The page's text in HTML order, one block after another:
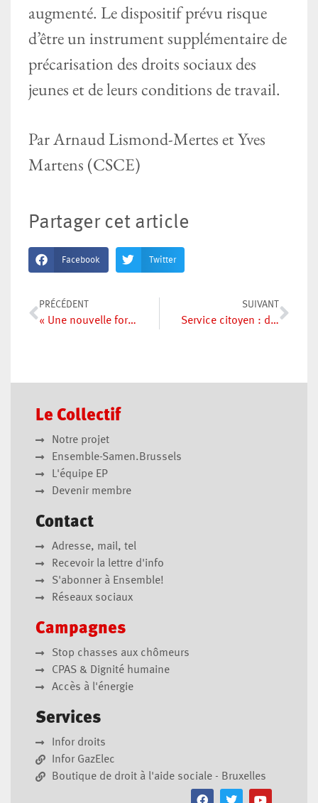
augmenté. Le dispositif prévu risque
d’être un instrument supplémentaire de
précarisation des droits sociaux des
jeunes et de leurs conditions de travail.
Par Arnaud Lismond-Mertes et Yves
Martens (CSCE)
Partager cet article
Facebook Twitter
PRÉCÉDENT
« Une nouvelle forme de travail gratuit des jeunes »
SUIVANT
Service citoyen : des expériences contrastées
Le Collectif
Notre projet
Ensemble-Samen.Brussels
L'équipe EP
Devenir membre
Contact
Adresse, mail, tel
Recevoir la lettre d'info
S'abonner à Ensemble!
Réseaux sociaux
Campagnes
Stop chasses aux chômeurs
CPAS & Dignité humaine
Accès à l'énergie
Services
Infor droits
Infor GazElec
Boutique de droit à l'aide sociale - Bruxelles